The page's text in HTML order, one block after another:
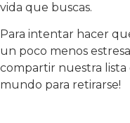
vida que buscas.
Para intentar hacer
un poco menos
compartir nuestra lista
mundo para retirarse!